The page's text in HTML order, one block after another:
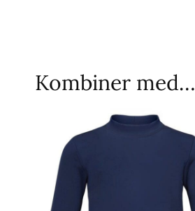
Kombiner med…